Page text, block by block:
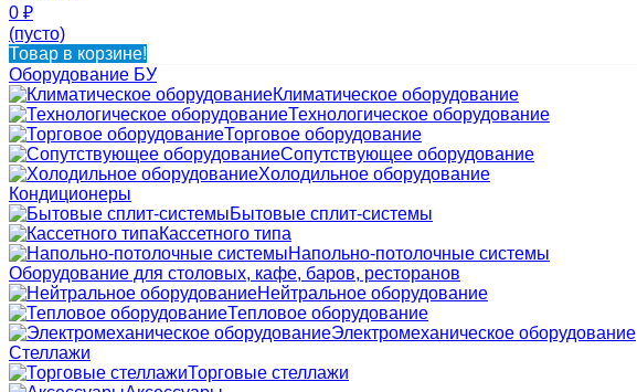
0 ₽
(пусто)
Товар в корзине!
Оборудование БУ
Климатическое оборудование
Технологическое оборудование
Торговое оборудование
Сопутствующее оборудование
Холодильное оборудование
Кондиционеры
Бытовые сплит-системы
Кассетного типа
Напольно-потолочные системы
Оборудование для столовых, кафе, баров, ресторанов
Нейтральное оборудование
Тепловое оборудование
Электромеханическое оборудование
Стеллажи
Торговые стеллажи